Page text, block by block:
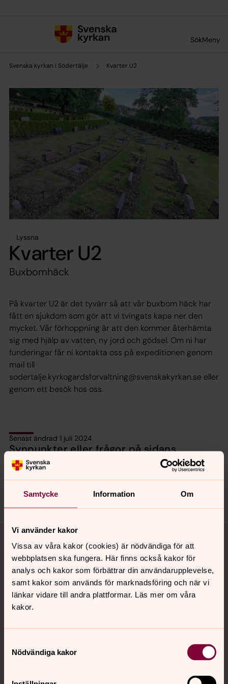
Samtycke Information Om
Vi använder kakor
Vissa av våra kakor (cookies) är nödvändiga för att
webbplatsen ska fungera. Här finns också kakor för
analys och kakor som förbättrar din användarupplevelse,
samt kakor som används för marknadsföring och när vi
länkar vidare till andra plattformar. Läs mer om våra
kakor.
Nödvändiga kakor
SökMeny
Svenska kyrkan i Södertälje Kvarter U2
Lyssna
Kvarter U2
Buxbomhäck
På kvarter U2 är det tyvärr så att vår buxbom häck har
fått en sjukdom som gör att vi tvingats kapa ner den
mycket. Vår förhoppning är att den kommer återhämta
sig med hjälp av vatten, ny jord och gödsel. Om ni har
funderingar får ni kontakta oss på expeditionen genom
mail till
sodertalje.kyrkogardsforvaltning@svenskakyrkan.se eller
genom ett besök hos oss.
Senast ändrad 1 juli 2024
Synpunkter eller frågor på sidans
innehåll?
sodertalje.pastorat@svenskakyrkan.se
Dela
Tillbaka till toppen
Tillbaka till innehållet
Kontakt
Hitta snabbt